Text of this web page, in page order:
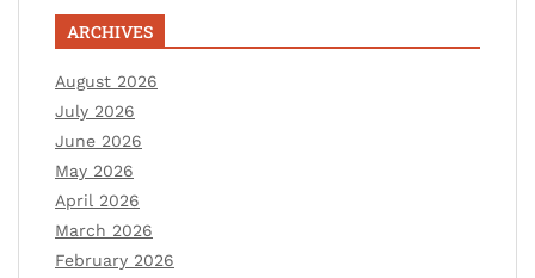
ARCHIVES
August 2026
July 2026
June 2026
May 2026
April 2026
March 2026
February 2026